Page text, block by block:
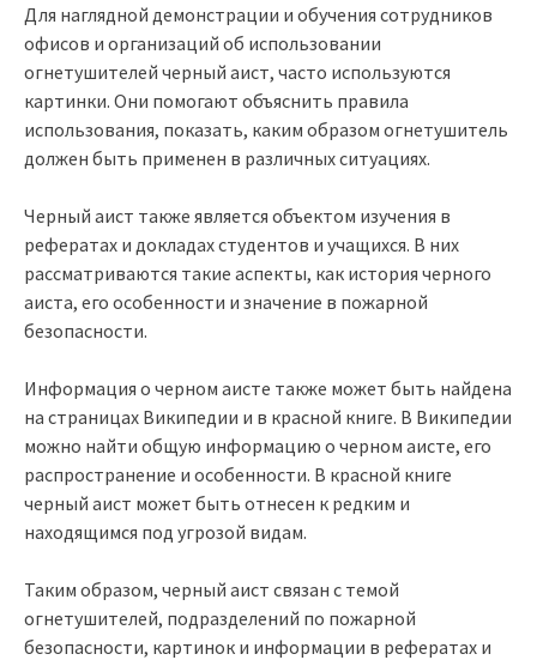
Для наглядной демонстрации и обучения сотрудников
офисов и организаций об использовании
огнетушителей черный аист, часто используются
картинки. Они помогают объяснить правила
использования, показать, каким образом огнетушитель
должен быть применен в различных ситуациях.
Черный аист также является объектом изучения в
рефератах и докладах студентов и учащихся. В них
рассматриваются такие аспекты, как история черного
аиста, его особенности и значение в пожарной
безопасности.
Информация о черном аисте также может быть найдена
на страницах Википедии и в красной книге. В Википедии
можно найти общую информацию о черном аисте, его
распространение и особенности. В красной книге
черный аист может быть отнесен к редким и
находящимся под угрозой видам.
Таким образом, черный аист связан с темой
огнетушителей, подразделений по пожарной
безопасности, картинок и информации в рефератах и